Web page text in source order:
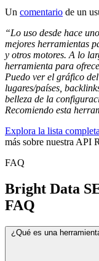
Un comentario de un
“Lo uso desde hace
mejores herramientas
y otros motores. A lo
herramienta para
Puedo ver el gráfico
lugares/países,
belleza de la
Recomiendo esta
Explora la lista
más sobre nuestra API
FAQ
Bright Data
FAQ
¿Qué es una